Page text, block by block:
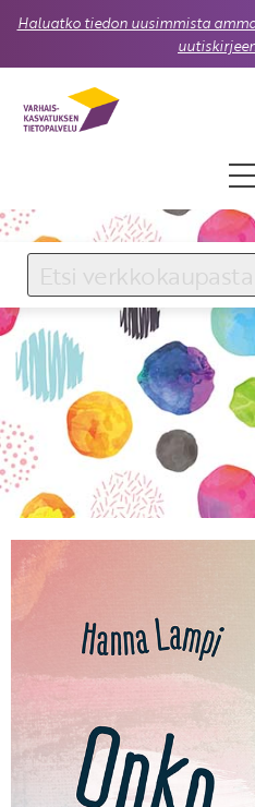
Haluatko tiedon uusimmista
KIRJAUDU SISÄÄN
Käyttäjätunnus
Salasana
Unohtuiko salasana?
KIRJAUDU SISÄÄN
Etkö ole vielä
jäsen?
Liity tästä!